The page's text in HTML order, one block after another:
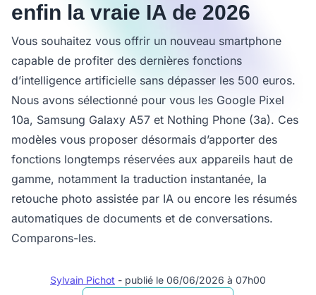
enfin la vraie IA de 2026
Vous souhaitez vous offrir un nouveau smartphone
capable de profiter des dernières fonctions
d’intelligence artificielle sans dépasser les 500 euros.
Nous avons sélectionné pour vous les Google Pixel
10a, Samsung Galaxy A57 et Nothing Phone (3a). Ces
modèles vous proposer désormais d’apporter des
fonctions longtemps réservées aux appareils haut de
gamme, notamment la traduction instantanée, la
retouche photo assistée par IA ou encore les résumés
automatiques de documents et de conversations.
Comparons-les.
Sylvain Pichot - publié le 06/06/2026 à 07h00